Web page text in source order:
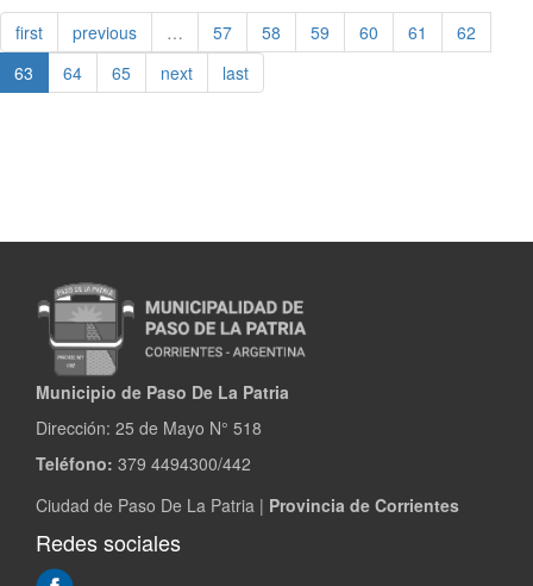
y
puesta
en
valor
first previous … 57 58 59 60 61
62
63
64 65 next last
Municipio de Paso De La Patria
Dirección: 25 de Mayo N° 518
Teléfono: 379 4494300/442
Ciudad de Paso De La Patria | Provincia de Corrientes
Redes sociales